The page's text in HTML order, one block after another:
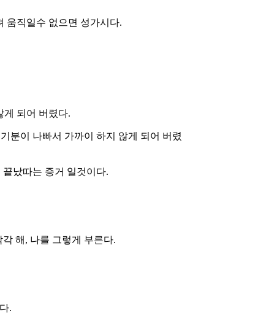
움직일수 없으면 성가시다.
게 되어 버렸다.
분이 나빠서 가까이 하지 않게 되어 버렸
났따는 증거 일것이다.
해, 나를 그렇게 부른다.
.